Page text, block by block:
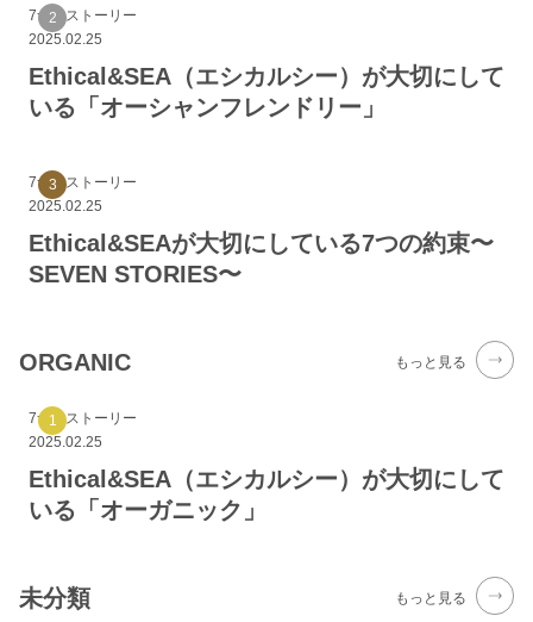
7つのストーリー
2025.02.25
Ethical&SEA（エシカルシー）が大切にして
いる「オーシャンフレンドリー」
7つのストーリー
2025.02.25
Ethical&SEAが大切にしている7つの約束〜
SEVEN STORIES〜
ORGANIC もっと見る
7つのストーリー
2025.02.25
Ethical&SEA（エシカルシー）が大切にして
いる「オーガニック」
未分類 もっと見る